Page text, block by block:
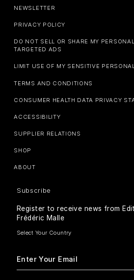
NEWSLETTER
PRIVACY POLICY
DO NOT SELL OR SHARE MY
TARGETED ADS
LIMIT USE OF MY SENSITIVE
TERMS AND CONDITIONS
CONSUMER HEALTH DATA PRIVACY
ACCESSIBILITY
SUPPLIER RELATIONS
SHOP
ABOUT
Subscribe
Register to receive news from
Frédéric Malle